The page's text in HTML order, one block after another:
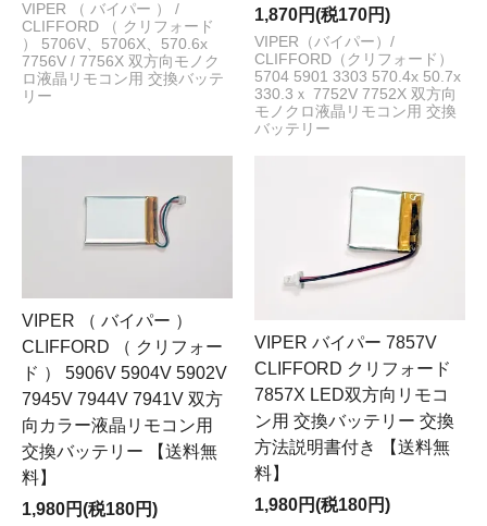
VIPER （ バイパー ） /
CLIFFORD （ クリフォード
） 5706V、5706X、570.6x
7756V / 7756X 双方向モノク
ロ液晶リモコン用 交換バッテ
リー
1,870円(税170円)
VIPER（バイパー）/
CLIFFORD（クリフォード）
5704 5901 3303 570.4x 50.7x
330.3ｘ 7752V 7752X 双方向
モノクロ液晶リモコン用 交換
バッテリー
VIPER （ バイパー ）
CLIFFORD （ クリフォー
ド ） 5906V 5904V 5902V
7945V 7944V 7941V 双方
向カラー液晶リモコン用
交換バッテリー 【送料無
料】
1,980円(税180円)
VIPER バイパー 7857V
CLIFFORD クリフォード
7857X LED双方向リモコ
ン用 交換バッテリー 交換
方法説明書付き 【送料無
料】
1,980円(税180円)